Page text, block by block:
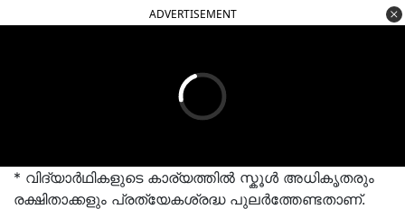
ADVERTISEMENT
* വിദ്യാർഥികളുടെ കാര്യത്തിൽ സ്കൂള്‍ അധിക‍ൃതരും
രക്ഷിതാക്കളും പ്രത്യേകശ്രദ്ധ പുലര്‍ത്തേണ്ടതാണ്.